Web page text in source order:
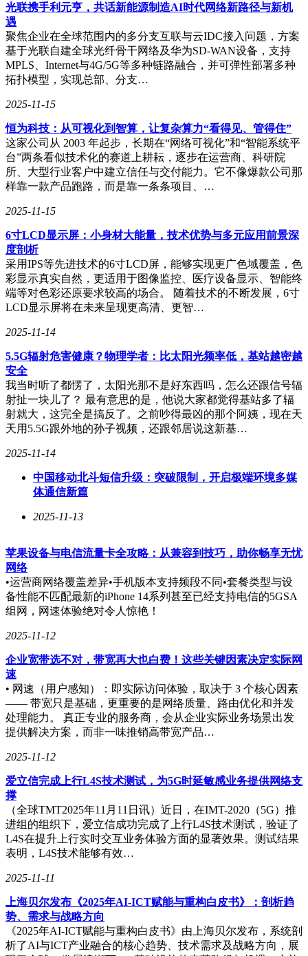
大量用户被精美图文吸引前往，抵达后却发现实景与宣传严重
不符，不仅白耗时间与金钱，满心期待的旅行体验也彻底落
空。
羊城晚报曝光了小红书平台上的大牌护肤品“临期打折”骗局。
平台内部分官方认证店铺，将原价近千元的兰蔻面霜、精华肌
底液，以“72元到手”“128元捡漏”的超低价宣传，吸引追求性
价比的爱美女性。
然而，多位消费者下单后发现，商家无法提供产品正品证明，
所谓“临期折扣”实则是“三无产品”的幌子。
更令人不满的是，部分涉事店铺即便前一天因投诉被平台清
退，第二天换个账号名称就能重新上线运营，小红书监管遭到
质疑。
比消费诈骗更恶劣的，是针对特定人群的精准骗局。5月4日，
恋”中被骗82万元!
针对单身群体的“杀猪盘”在小红书上频繁出现。骗子会在小红
书上打造“高富帅”“白富美”的人设，发一些健身、旅行、职场
的优质生活笔记，吸引单身用户关注。
然后就私信聊天，建立感情信任之后，再以“投资内部渠
道”“家人急病”等理由诱导转账。
2024年8月，和讯网也报道了一起典型案例，单身女性宋某在
小红书结识自称军官的王某，两人确定恋爱关系后，王某
以“代操作内部投资账户”为由引导宋某参与投资。
投，甚至在王某“买黄金返利”的诱骗下持续转账，不到一个月
便被骗走1900万元。
02
软色情泛滥，平台内容生态遭破坏
除诈骗问题外，小红书平台的软色情乱象同样十分突出，且这
类不良内容并非偶发，而是常以隐蔽化、伪装化的形式出现在
用户首页推荐中，对平台生态及用户尤其是年轻群体的认知造
成负面影响。
其中最典型的一类，是打着“私人影院招募”旗号的帖子。这类
内容往往用极具诱惑力的关键词吸引关注，“日结1k”、“3-5达
不溜”等。
既刻意弱化了“私人影院”正常运营所需的服务职责，又以“高
报酬、低门槛”精准戳中部分人群对兼职的需求，尤其容易吸
引缺乏社会经验、对工作性质判断力不足的年轻女性。
小编曾随机点开一条此类招募信息，发现其文字内容的暗示性
极强：避开“观影服务”“场地管理”等正规工作描述，转而
间都在传递超出正常兼职范畴的潜在指向，让人不难察觉背后
可能隐藏的非正规服务。
另有部分账号则以“跳舞分享”为伪装，实则在内容中变相宣扬
光联携手利元亨，共话新能源制造AI时代网络新路径与新机
遇
聚焦企业在全球范围内的多分支互联与云IDC接入问题，方案
基于光联自建全球光纤骨干网络及华为SD-WAN设备，支持
MPLS、Internet与4G/5G等多种链路融合，并可弹性部署多种
拓扑模型，实现总部、分支…
2025-11-15
恒为科技：从可视化到智算，让复杂算力“看得见、管得住”
这家公司从 2003 年起步，长期在“网络可视化”和“智能系统平
台”两条看似技术化的赛道上耕耘，逐步在运营商、科研院
所、大型行业客户中建立信任与交付能力。它不像爆款公司那
样靠一款产品跑路，而是靠一条条项目、…
2025-11-15
6寸LCD显示屏：小身材大能量，技术优势与多元应用前景深
度剖析
采用IPS等先进技术的6寸LCD屏，能够实现更广色域覆盖，色
彩显示真实自然，更适用于图像监控、医疗设备显示、智能终
端等对色彩还原要求较高的场合。 随着技术的不断发展，6寸
LCD显示屏将在未来呈现更高清、更智…
2025-11-14
5.5G辐射危害健康？物理学者：比太阳光频率低，基站越密越
安全
我当时听了都愣了，太阳光那不是好东西吗，怎么还跟信号辐
射扯一块儿了？ 最有意思的是，他说大家都觉得基站多了辐
射就大，这完全是搞反了。之前吵得最凶的那个阿姨，现在天
天用5.5G跟外地的孙子视频，还跟邻居说这新基…
2025-11-14
中国移动北斗短信升级：突破限制，开启极端环境多媒
体通信新篇
2025-11-13
苹果设备与电信流量卡全攻略：从兼容到技巧，助你畅享无忧
网络
•运营商网络覆盖差异•手机版本支持频段不同•套餐类型与设
备性能不匹配最新的iPhone 14系列甚至已经支持电信的5GSA
组网，网速体验绝对令人惊艳！
2025-11-12
企业宽带选不对，带宽再大也白费！这些关键因素决定实际网
速
• 网速（用户感知）：即实际访问体验，取决于 3 个核心因素
—— 带宽只是基础，更重要的是网络质量、路由优化和并发
处理能力。 真正专业的服务商，会从企业实际业务场景出发
提供解决方案，而非一味推销高带宽产品…
2025-11-12
爱立信完成上行L4S技术测试，为5G时延敏感业务提供网络支
撑
（全球TMT2025年11月11日讯）近日，在IMT-2020（5G）推
进组的组织下，爱立信成功完成了上行L4S技术测试，验证了
L4S在提升上行实时交互业务体验方面的显著效果。测试结果
表明，L4S技术能够有效…
2025-11-11
上海贝尔发布《2025年AI-ICT赋能与重构白皮书》：剖析趋
势、需求与战略方向
《2025年AI-ICT赋能与重构白皮书》由上海贝尔发布，系统剖
析了AI与ICT产业融合的核心趋势、技术需求及战略方向，展